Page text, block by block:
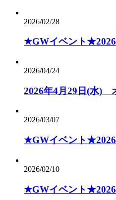
2026/02/28
★GWイベント★2026
2026/04/24
2026年4月29日(水)
2026/03/07
★GWイベント★2026
2026/02/10
★GWイベント★2026